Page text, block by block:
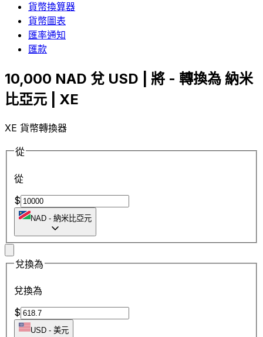
貨幣換算器
貨幣圖表
匯率通知
匯款
10,000 NAD 兌 USD | 將 - 轉換為 納米
比亞元 | XE
XE 貨幣轉換器
從
從
$
NAD - 納米比亞元
兌換為
兌換為
$
USD - 美元